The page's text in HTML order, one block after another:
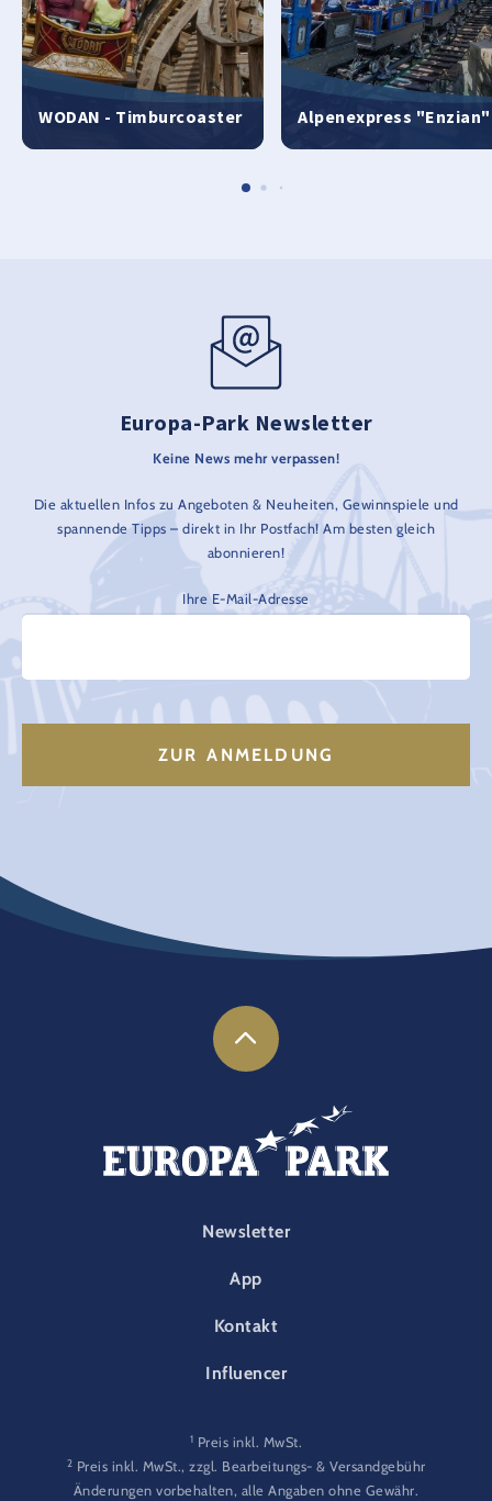
WODAN - Timburcoaster Alpenexpress "Enzian"
Europa-Park Newsletter
Keine News mehr verpassen!
Die aktuellen Infos zu Angeboten & Neuheiten, Gewinnspiele und
spannende Tipps – direkt in Ihr Postfach! Am besten gleich
abonnieren!
Ihre E-Mail-Adresse
FOOTER-PARK
Newsletter
App
Kontakt
Influencer
1 Preis inkl. MwSt.
2 Preis inkl. MwSt., zzgl. Bearbeitungs- & Versandgebühr
Änderungen vorbehalten, alle Angaben ohne Gewähr.